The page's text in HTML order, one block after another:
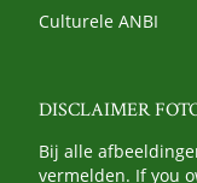
Culturele ANBI
DISCLAIMER
Bij alle
vermelden. If you